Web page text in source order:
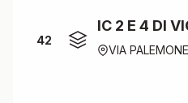
42
IC 2 E 4 DI
VIA